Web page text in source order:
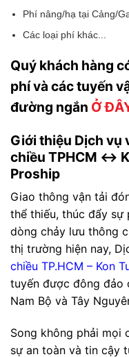
Phí nâng/hạ tại Cảng/
Các loại phí khác...
Quý khách hàng
phí và các tuyến
đường ngắn Ở
Giới thiệu Dịch vụ
chiều TPHCM ↔
Proship
Giao thông vận tải
thể thiếu, thúc đẩy sự
dòng chảy lưu thông
thị trường hiện nay,
chiều TP.HCM – Kon
tuyến được đông đảo
Nam Bộ và Tây
Song không phải mọi
sự an toàn và tin cậy